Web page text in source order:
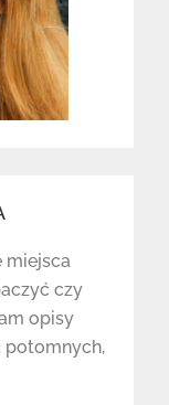
miejsca
czy
opisy
potomnych,